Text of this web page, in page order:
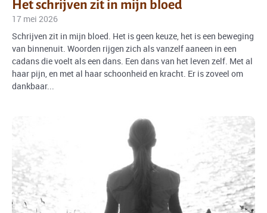
Het schrijven zit in mijn bloed
17 mei 2026
Schrijven zit in mijn bloed. Het is geen keuze, het is een beweging
van binnenuit. Woorden rijgen zich als vanzelf aaneen in een
cadans die voelt als een dans. Een dans van het leven zelf. Met al
haar pijn, en met al haar schoonheid en kracht. Er is zoveel om
dankbaar...